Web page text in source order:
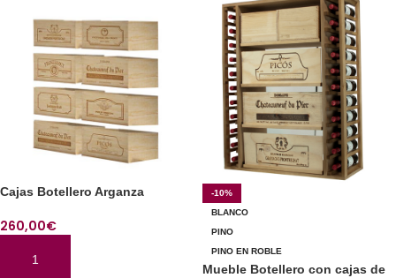
Cajas Botellero Arganza
260,00€
AÑADIR AL CARRITO
-10%
BLANCO
PINO
PINO EN ROBLE
Mueble Botellero con cajas de